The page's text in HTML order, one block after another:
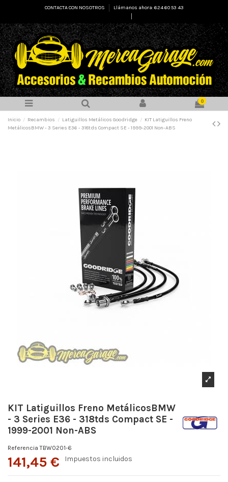
CONTACTA CON NOSOTROS
Llámanos ahora: 624 60 53 43
0
Inicio Recambios Latiguillos Metálicos Goodridge
KIT Latiguillos Freno
MetálicosBMW - 3 Series E36 - 318tds Compact SE - 1999-2001 Non-ABS
KIT Latiguillos Freno MetálicosBMW
- 3 Series E36 - 318tds Compact SE -
1999-2001 Non-ABS
Referencia TBW0201-6
141,45 € Impuestos incluidos